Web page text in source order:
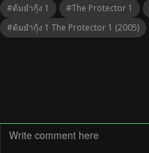
#ต้มยํากุ้ง 1 #The Protector 1
#ต้มยํากุ้ง 1 The Protector 1 (2005)